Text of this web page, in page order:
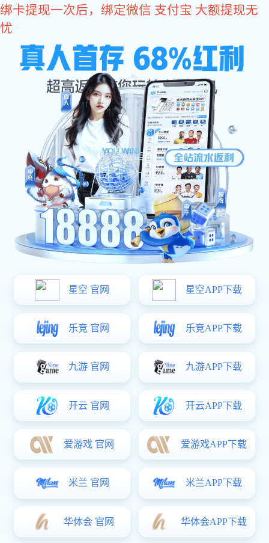
旺财28
水务领域
智慧水务解决方案 大口径钢管沟槽连接解决方案
方案概述
大口径沟槽连接解决方案
通过管道大口径沟槽连接，不破坏连接口的防腐层，彻底解决了焊接钢
管接口防腐难题，消除了水质的二次污染问题、降低漏损率、提高钢管
的使用寿命;通过柔性沟槽连接口大转角、大伸缩量设计，适应复杂地
质，消除因地基沉降引起的不可预见的安全性问题，保障管网运行安
全、降低管网维护费用，为水利工程项目提供有效的解决方案。
联系旺财28 获取报价